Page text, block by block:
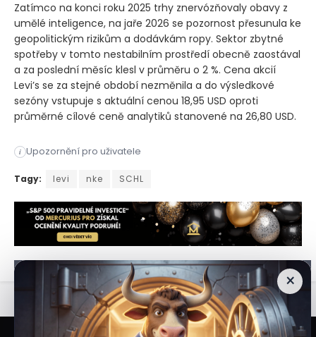
Zatímco na konci roku 2025 trhy znervózňovaly obavy z
umělé inteligence, na jaře 2026 se pozornost přesunula ke
geopolitickým rizikům a dodávkám ropy. Sektor zbytné
spotřeby v tomto nestabilním prostředí obecně zaostával
a za poslední měsíc klesl v průměru o 2 %. Cena akcií
Levi’s se za stejné období nezměnila a do výsledkové
sezóny vstupuje s aktuální cenou 18,95 USD oproti
průměrné cílové ceně analytiků stanovené na 26,80 USD.
i Upozornění pro uživatele
Výrobce džínových oděvů Levi ​ 's (LEVI) zveřejní v úterý po
Tagy: levi nke SCHL
×